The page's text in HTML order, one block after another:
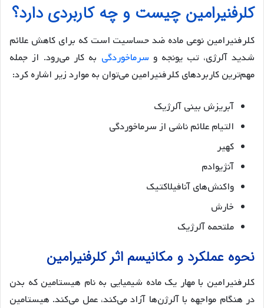
کلرفنیرامین چیست و چه کاربردی دارد؟
کلرفنیرامین نوعی ماده ضد حساسیت است که برای کاهش علائم
شدید آلرژی، تب یونجه و سرماخوردگی به کار می‌رود. از جمله
مهم‌ترین کاربردهای کلرفنیرامین می‌توان به موارد زیر اشاره کرد:
آبریزش بینی آلرژیک
التیام علائم ناشی از سرماخوردگی
کهیر
آنژیوادم
واکنش‌های آنافیلاکتیک
خارش
ملتحمه‌ آلرژیک
نحوه‎ عملکرد و مکانیسم اثر کلرفنیرامین
کلرفنیرامین با مهار یک ماده شیمیایی به نام هیستامین که بدن
در هنگام مواجهه با آلرژن‌ها آزاد می‌کند، عمل می‌کند. هیستامین